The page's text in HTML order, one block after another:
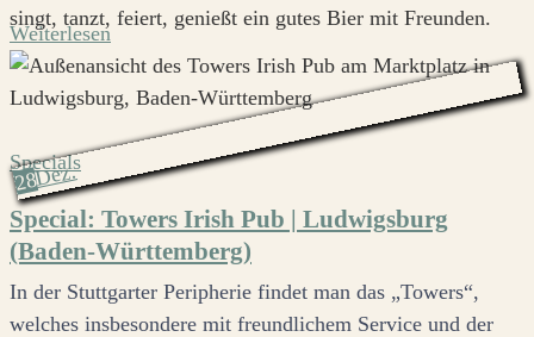
singt, tanzt, feiert, genießt ein gutes Bier mit Freunden.
Weiterlesen
28Dez.
Specials
Special: Towers Irish Pub | Ludwigsburg
(Baden-Württemberg)
In der Stuttgarter Peripherie findet man das „Towers“,
welches insbesondere mit freundlichem Service und der